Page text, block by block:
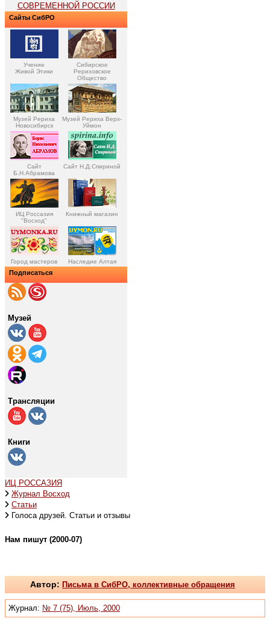
СОВРЕМЕННОЙ РОССИИ
Сайты СибРО
Учение
Живой Этики
Сибирское
Рериховское
Общество
Музей Рериха
Новосибирск
Музей Рериха Верх-
Уймон
Сайт
Б.Н.Абрамова
Сайт Н.Д.Спириной
ИЦ Россазия
"Восход"
Книжный магазин
Город мастеров Наследие Алтая
Подписаться
Музей
Трансляции
Книги
ИЦ РОССАЗИЯ
Журнал Восход
Статьи
Голоса друзей. Статьи и отзывы
Нам пишут (2000-07)
Автор: Письма в СибРО, коллективные обращения
Журнал: № 7 (75), Июль, 2000